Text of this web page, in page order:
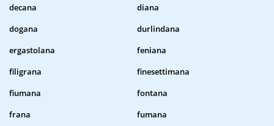
decana
diana
dogana
durlindana
ergastolana
feniana
filigrana
finesettimana
fiumana
fontana
frana
fumana